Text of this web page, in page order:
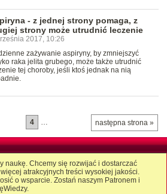
- z jednej strony pomaga, z
strony może utrudnić leczenie
2017, 10:26
zażywanie aspiryny, by zmniejszyć
raka jelita grubego, może także utrudnić
tej choroby, jeśli ktoś jednak na nią
następna strona »
4 …
naukę. Chcemy się rozwijać i dostarczać
atrakcyjnych treści wysokiej jakości.
o wsparcie. Zostań naszym Patronem i